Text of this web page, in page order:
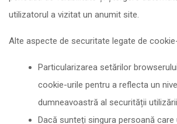
utilizatorul a vizitat un anumit site.
Alte aspecte de securitate legate de
Particularizarea setărilor
cookie-urile pentru a reflecta un
dumneavoastră al securității
Dacă sunteți singura persoană care